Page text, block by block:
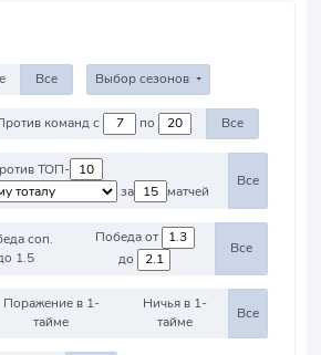
Все Выбор сезонов
Против команд с по Все
ТОП-
за
матчей
Все
соп.
1.5
Победа от
до
Все
Поражение в 1-
тайме
Ничья в 1-
тайме
Все